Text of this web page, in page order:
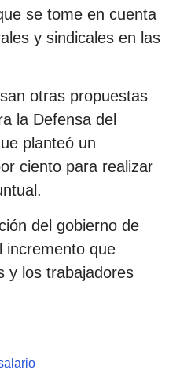
se tome en cuenta
y sindicales en las
otras propuestas
la Defensa del
planteó un
ciento para realizar
del gobierno de
incremento que
y los trabajadores